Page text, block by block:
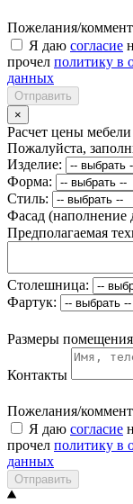
Пожелания/
Я даю согласие
прочел политику в
данных
Отправить
×
Расчет цены мебели
Пожалуйста,
Изделие:
Форма:
Стиль:
Фасад (наполнение
Предполагаемая
Столешница:
Фартук:
Размеры помещения
Контакты
Пожелания/
Я даю согласие
прочел политику в
данных
Отправить